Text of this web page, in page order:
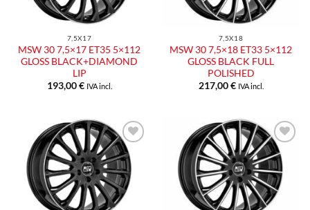
7,5X17
MSW 30 7,5×17 ET35 5×112
GLOSS BLACK+DIAMOND
LIP
193,00€ IVA incl.
7,5X18
MSW 30 7,5×18 ET33 5×112
GLOSS BLACK FULL
POLISHED
217,00€ IVA incl.
Aggiungi
alla lista
dei
desideri
Aggiungi
alla lista
dei
desideri